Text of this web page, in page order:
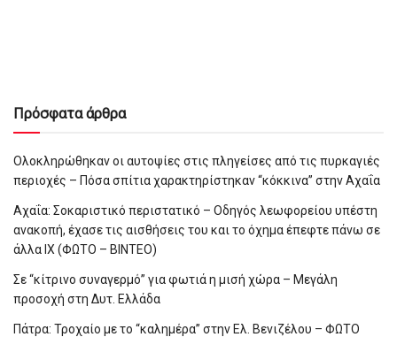
Πρόσφατα άρθρα
Ολοκληρώθηκαν οι αυτοψίες στις πληγείσες από τις πυρκαγιές
περιοχές – Πόσα σπίτια χαρακτηρίστηκαν “κόκκινα” στην Αχαΐα
Αχαΐα: Σοκαριστικό περιστατικό – Οδηγός λεωφορείου υπέστη
ανακοπή, έχασε τις αισθήσεις του και το όχημα έπεφτε πάνω σε
άλλα ΙΧ (ΦΩΤΟ – ΒΙΝΤΕΟ)
Σε “κίτρινο συναγερμό” για φωτιά η μισή χώρα – Μεγάλη
προσοχή στη Δυτ. Ελλάδα
Πάτρα: Τροχαίο με το “καλημέρα” στην Ελ. Βενιζέλου – ΦΩΤΟ